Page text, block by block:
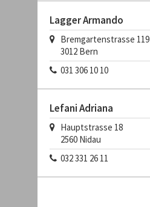
Lagger Armando
Bremgartenstrasse 119
3012 Bern
031 306 10 10
Lefani Adriana
Hauptstrasse 18
2560 Nidau
032 331 26 11